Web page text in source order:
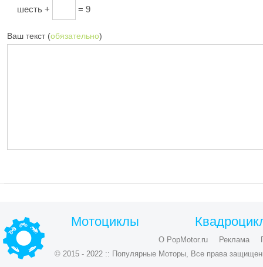
шесть + = 9
Ваш текст (обязательно)
Мотоциклы
О PopMotor.ru Реклама
© 2015 - 2022 :: Популярные Моторы, Все права